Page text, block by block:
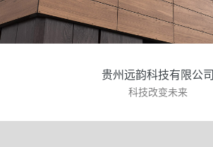
贵州远韵科技有限公司
科技改变未来